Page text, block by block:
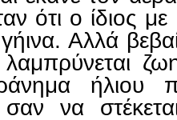
ότι ο ίδιος
Αλλά
λαμπρύνεται
ήλιου
σαν να